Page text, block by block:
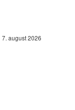
7. august 2026